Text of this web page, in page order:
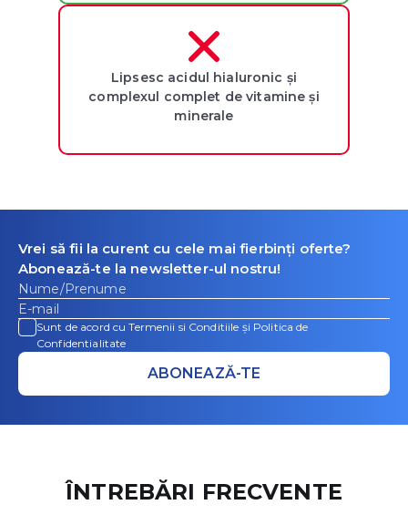
Lipsesc acidul hialuronic și
complexul complet de vitamine și
minerale
Vrei să fii la curent cu cele mai fierbinți oferte?
Abonează-te la newsletter-ul nostru!
Sunt de acord cu Termenii si Conditiile și Politica de
Confidentialitate
ÎNTREBĂRI FRECVENTE